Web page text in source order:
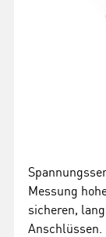
Messung
sicheren,
Anschlüssen.